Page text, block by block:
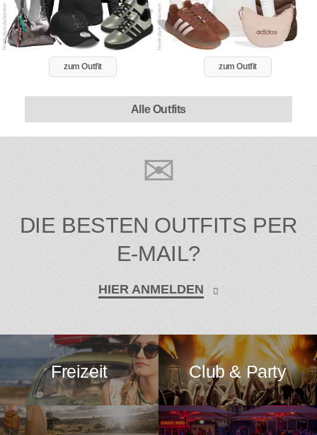
zum Outfit zum Outfit
Alle Outfits
DIE BESTEN OUTFITS PER
E-MAIL?
HIER ANMELDEN
Freizeit Club & Party